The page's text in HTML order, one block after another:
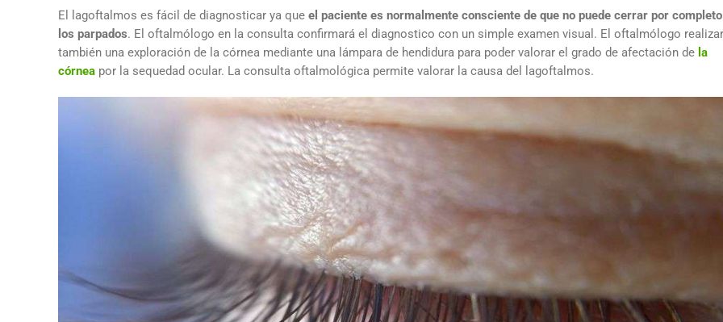
El lagoftalmos es fácil de diagnosticar ya que el paciente es normalmente consciente de que no puede cerrar por completo
los parpados. El oftalmólogo en la consulta confirmará el diagnostico con un simple examen visual. El oftalmólogo
también una exploración de la córnea mediante una lámpara de hendidura para poder valorar el grado de afectación de la
córnea por la sequedad ocular. La consulta oftalmológica permite valorar la causa del lagoftalmos.